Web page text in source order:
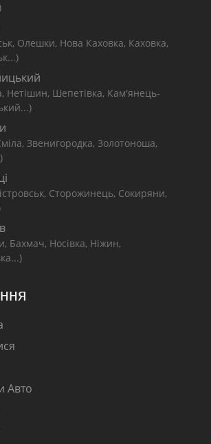
Олешки, Нова Каховка, Каховка,
Нетішин, Шепетівка, Кам'янець-
Звенигородка, Золотоноша,
Сторожинець, Сокиряни,
Бахмач, Носівка, Ніжин,
Авто